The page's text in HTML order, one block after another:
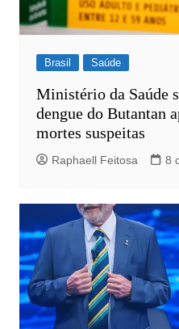
Brasil Saúde
Ministério da Saúde
dengue do Butantan
mortes suspeitas
Raphaell Feitosa 8